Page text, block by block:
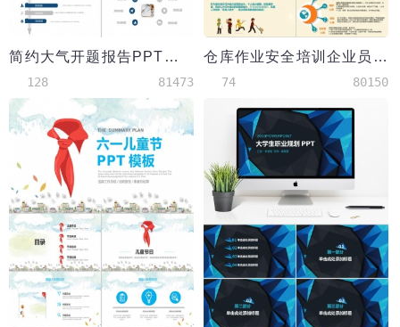
简约大气开题报告PPT模板
128 81473
仓库作业安全培训企业员工培训入职培训PPT模板
74 80150